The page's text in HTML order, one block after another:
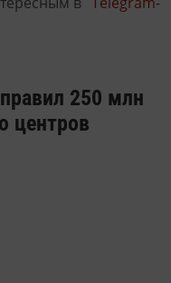
250 млн
центров